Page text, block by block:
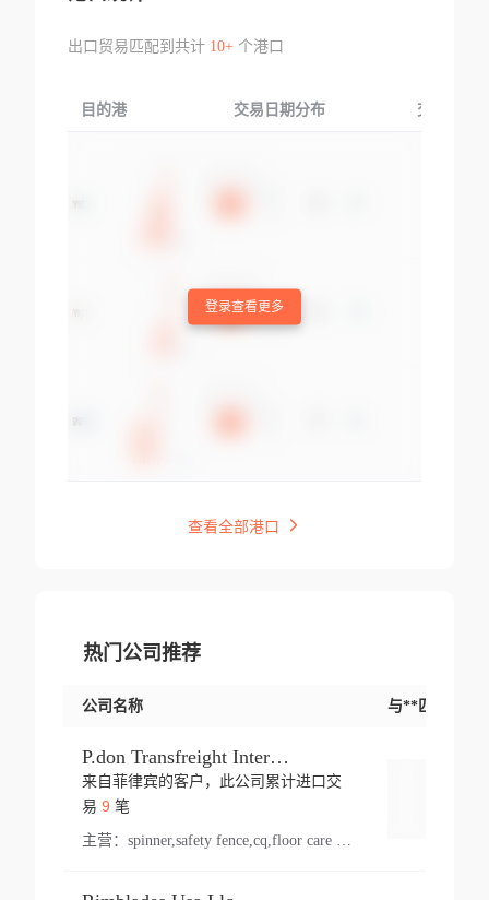
出口贸易匹配到共计 10+个港口
目的港 交易日期分布 交易产品
登录查看更多
查看全部港口
热门公司推荐
公司名称 与**匹配交易
P.don Transfreight International
来自菲律宾的客户，此公司累计进口交
易 9 笔
主营：